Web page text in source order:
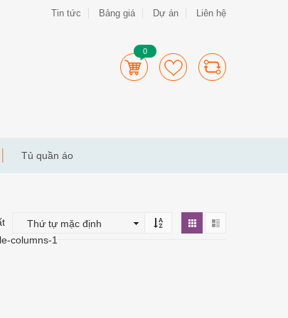
Tin tức Bảng giá Dự án Liên hệ
0
Tủ quần áo
columns-1